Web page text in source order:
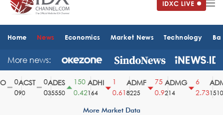
Home News Economics Market News Technology
More news:
ACST
90
ADES
35550
150
0.42
ADHI
164
0.61
ADMF
8225
75
0.9
ADMG
214
2.731510
More Market Data